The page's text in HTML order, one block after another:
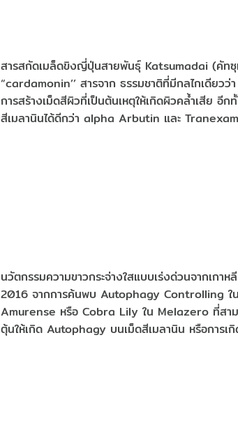
สารสกัดเมล็ดขิงญี่ปุ่นสายพันธุ์ Katsumadai (คัทซุ
“cardamonin’’ สารจาก ธรรมชาติที่มีกลไกเดียวว่
การสร้างเม็ดสีผิวที่เป็นต้นเหตุให้เกิดผิวคล้ำเสีย อี
สีเมลานินได้ดีกว่า alpha Arbutin และ
นวัตกรรมความขาวกระจ่างใสแบบเร่งด่วนจากเกา
2016 จากการค้นพบ Autophagy Controlling ใ
Amurense หรือ Cobra Lily ใน Melazero ที่สาม
ตุ้นให้เกิด Autophagy บนเม็ดสีเมลานิน หรือการเ